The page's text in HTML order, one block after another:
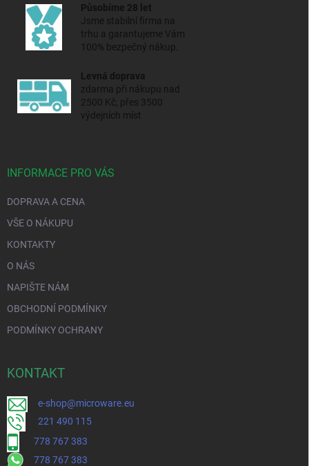
Působíme 28 let
Jsme stabilní firma na
trhu a garantujeme Vám
100% bezpečný nákup.
Levná doprava
zdarma při nákupu nad
2500 Kč, přes 3500
výdejních míst
INFORMACE PRO VÁS
DOPRAVA A CENA
VŠE O NÁKUPU
KONTAKTY
O NÁS
NAPIŠTE NÁM
OBCHODNÍ PODMÍNKY
PODMÍNKY OCHRANY
KONTAKT
e-shop@microware.eu
221 490 115
778 767 383
778 767 383